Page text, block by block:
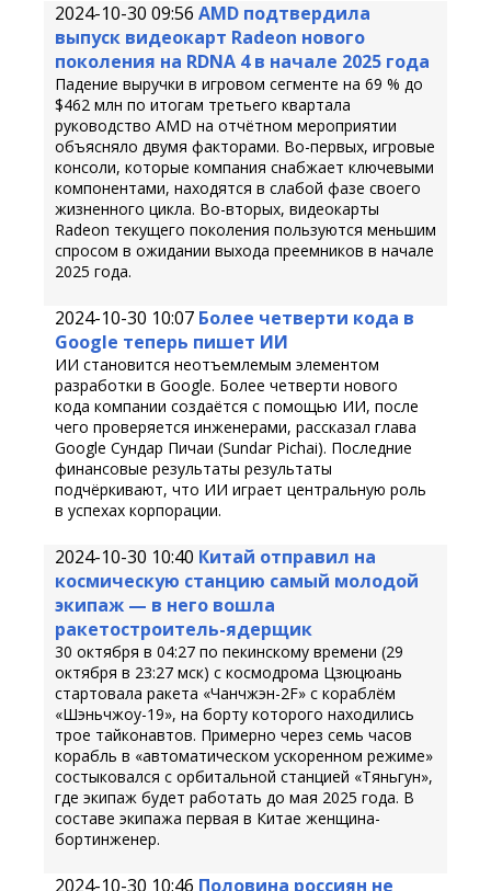
2024-10-30 09:56 AMD подтвердила
выпуск видеокарт Radeon нового
поколения на RDNA 4 в начале 2025 года
Падение выручки в игровом сегменте на 69 % до
$462 млн по итогам третьего квартала
руководство AMD на отчётном мероприятии
объясняло двумя факторами. Во-первых, игровые
консоли, которые компания снабжает ключевыми
компонентами, находятся в слабой фазе своего
жизненного цикла. Во-вторых, видеокарты
Radeon текущего поколения пользуются меньшим
спросом в ожидании выхода преемников в начале
2025 года.
2024-10-30 10:07 Более четверти кода в
Google теперь пишет ИИ
ИИ становится неотъемлемым элементом
разработки в Google. Более четверти нового
кода компании создаётся с помощью ИИ, после
чего проверяется инженерами, рассказал глава
Google Сундар Пичаи (Sundar Pichai). Последние
финансовые результаты результаты
подчёркивают, что ИИ играет центральную роль
в успехах корпорации.
2024-10-30 10:40 Китай отправил на
космическую станцию самый молодой
экипаж — в него вошла
ракетостроитель-ядерщик
30 октября в 04:27 по пекинскому времени (29
октября в 23:27 мск) с космодрома Цзюцюань
стартовала ракета «Чанчжэн-2F» с кораблём
«Шэньчжоу-19», на борту которого находились
трое тайконавтов. Примерно через семь часов
корабль в «автоматическом ускоренном режиме»
состыковался с орбитальной станцией «Тяньгун»,
где экипаж будет работать до мая 2025 года. В
составе экипажа первая в Китае женщина-
бортинженер.
2024-10-30 10:46 Половина россиян не